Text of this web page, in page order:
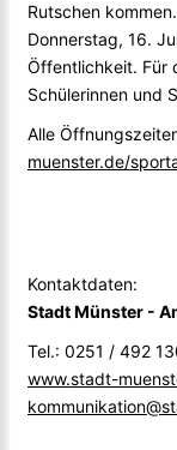
Rutschen
Donnerstag, 16.
Öffentlichkeit. Für
Schülerinnen und
Alle
muenster.de/
Kontaktdaten:
Stadt Münster -
Tel.: 0251 / 492
www.stadt-